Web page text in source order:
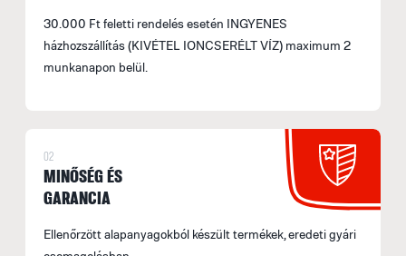
30.000 Ft feletti rendelés esetén INGYENES
házhozszállítás (KIVÉTEL IONCSERÉLT VÍZ) maximum 2
munkanapon belül.
02
MINŐSÉG ÉS
GARANCIA
Ellenőrzött alapanyagokból készült termékek, eredeti gyári